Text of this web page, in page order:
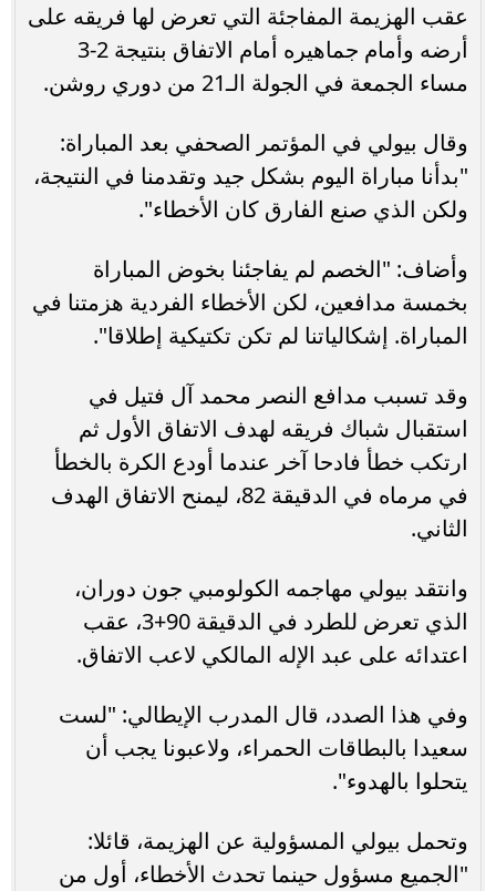
عقب الهزيمة المفاجئة التي تعرض لها فريقه على
أرضه وأمام جماهيره أمام الاتفاق بنتيجة 2-3
مساء الجمعة في الجولة الـ21 من دوري روشن.
وقال بيولي في المؤتمر الصحفي بعد المباراة:
"بدأنا مباراة اليوم بشكل جيد وتقدمنا في النتيجة،
ولكن الذي صنع الفارق كان الأخطاء".
وأضاف: "الخصم لم يفاجئنا بخوض المباراة
بخمسة مدافعين، لكن الأخطاء الفردية هزمتنا في
المباراة. إشكالياتنا لم تكن تكتيكية إطلاقا".
وقد تسبب مدافع النصر محمد آل فتيل في
استقبال شباك فريقه لهدف الاتفاق الأول ثم
ارتكب خطأ فادحا آخر عندما أودع الكرة بالخطأ
في مرماه في الدقيقة 82، ليمنح الاتفاق الهدف
الثاني.
وانتقد بيولي مهاجمه الكولومبي جون دوران،
الذي تعرض للطرد في الدقيقة 90+3، عقب
اعتدائه على عبد الإله المالكي لاعب الاتفاق.
وفي هذا الصدد، قال المدرب الإيطالي: "لست
سعيدا بالبطاقات الحمراء، ولاعبونا يجب أن
يتحلوا بالهدوء".
وتحمل بيولي المسؤولية عن الهزيمة، قائلا:
"الجميع مسؤول حينما تحدث الأخطاء، أول من